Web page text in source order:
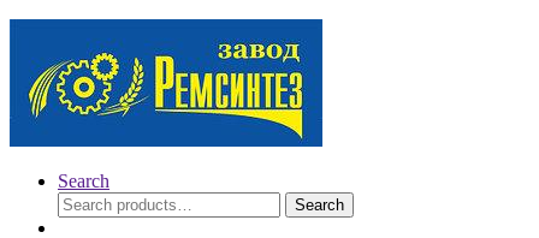
Search
Search
for:
Search